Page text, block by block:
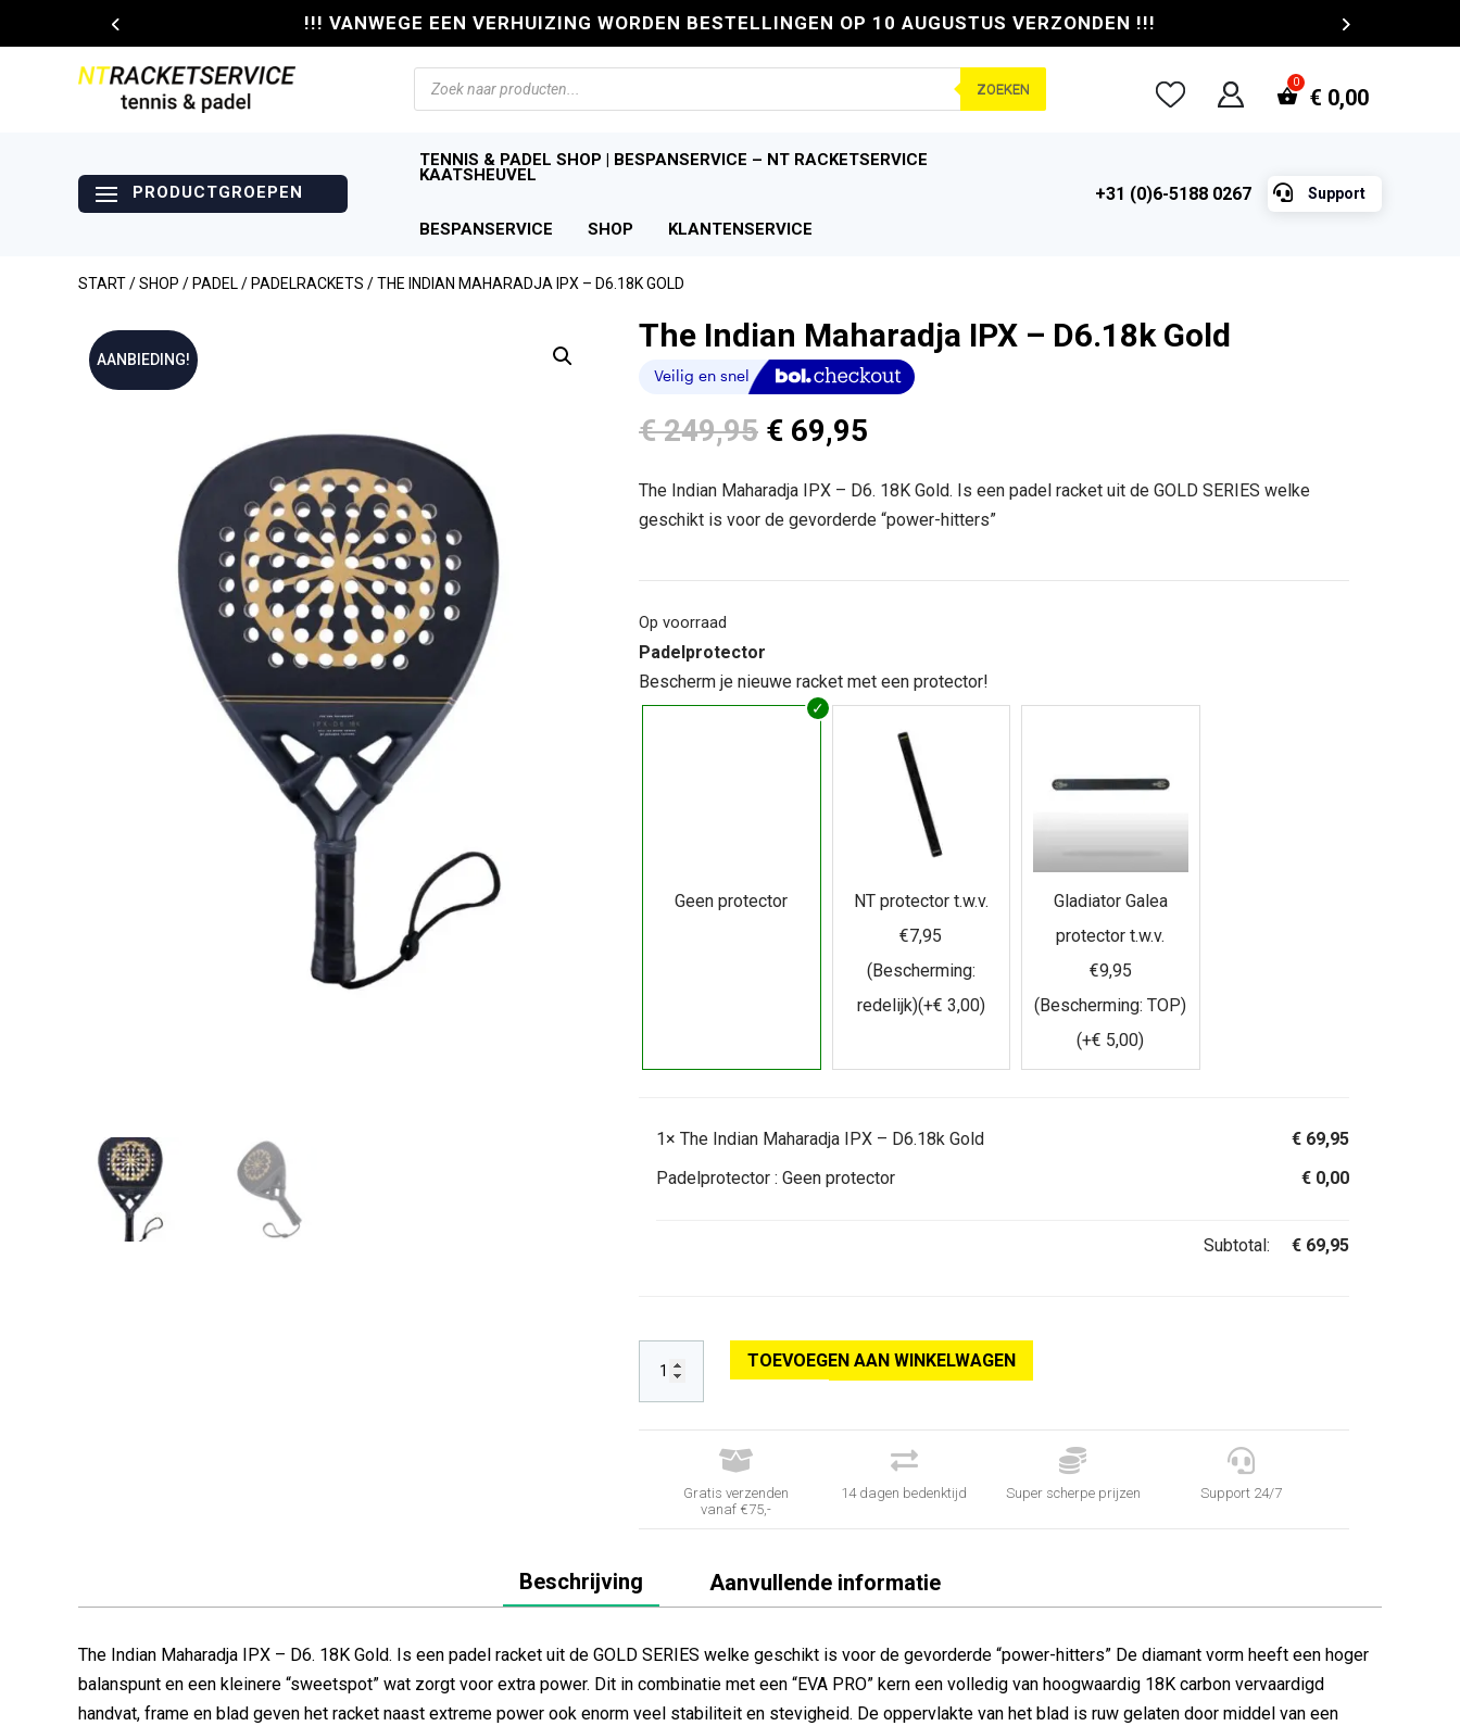
!!! VANWEGE EEN VERHUIZING WORDEN BESTELLINGEN OP 10 AUGUSTUS VERZONDEN !!!
Producten
zoeken
ZOEKEN € 0,00
TENNIS & PADEL SHOP | BESPANSERVICE – NT RACKETSERVICE
KAATSHEUVEL
BESPANSERVICE SHOP KLANTENSERVICE
+31 (0)6-5188 0267  Support
START/SHOP / PADEL / PADELRACKETS / THE INDIAN MAHARADJA IPX – D6.18K GOLD
AANBIEDING!
The Indian Maharadja IPX – D6.18k Gold
€249,95 Oorspronkelijke
prijs
was:
€ 249,95.
€ 69,95
is:
€ 69,95.
The Indian Maharadja IPX – D6. 18K Gold. Is een padel racket uit de GOLD SERIES welke
geschikt is voor de gevorderde “power-hitters”
Op voorraad
Padelprotector
Bescherm je nieuwe racket met een protector!
Geen protector
NT protector t.w.v.
€7,95
(Bescherming:
redelijk)(+€ 3,00)
Gladiator Galea
protector t.w.v.
€9,95
(Bescherming: TOP)
(+€ 5,00)
1× The Indian Maharadja IPX – D6.18k Gold € 69,95
Padelprotector : Geen protector € 0,00
Subtotal: € 69,95
TOEVOEGEN AAN WINKELWAGEN

Gratis verzenden
vanaf €75,-

14 dagen bedenktijd

Super scherpe prijzen

Support 24/7
Beschrijving Aanvullende informatie
The Indian Maharadja IPX – D6. 18K Gold. Is een padel racket uit de GOLD SERIES welke geschikt is voor de gevorderde “power-hitters” De diamant vorm heeft een hoger
balanspunt en een kleinere “sweetspot” wat zorgt voor extra power. Dit in combinatie met een “EVA PRO” kern een volledig van hoogwaardig 18K carbon vervaardigd
handvat, frame en blad geven het racket naast extreme power ook enorm veel stabiliteit en stevigheid. De oppervlakte van het blad is ruw gelaten door middel van een